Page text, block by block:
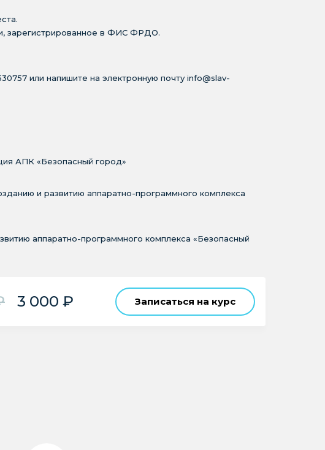
зарегистрированное в ФИС ФРДО.
или напишите на электронную почту info@slav-
АПК «Безопасный город»
и развитию аппаратно-программного комплекса
аппаратно-программного комплекса «Безопасный
3 000 ₽ Записаться на курс